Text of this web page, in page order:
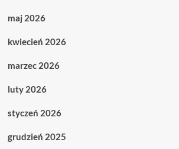
maj 2026
kwiecień 2026
marzec 2026
luty 2026
styczeń 2026
grudzień 2025